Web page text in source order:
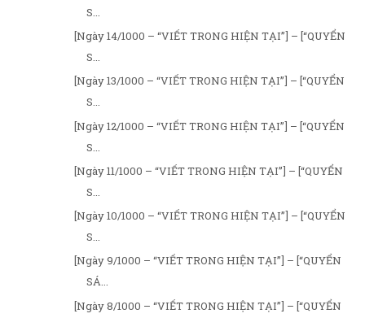
S...
[Ngày 14/1000 – “VIẾT TRONG HIỆN TẠI”] – [“QUYỂN
S...
[Ngày 13/1000 – “VIẾT TRONG HIỆN TẠI”] – [“QUYỂN
S...
[Ngày 12/1000 – “VIẾT TRONG HIỆN TẠI”] – [“QUYỂN
S...
[Ngày 11/1000 – “VIẾT TRONG HIỆN TẠI”] – [“QUYỂN
S...
[Ngày 10/1000 – “VIẾT TRONG HIỆN TẠI”] – [“QUYỂN
S...
[Ngày 9/1000 – “VIẾT TRONG HIỆN TẠI”] – [“QUYỂN
SÁ...
[Ngày 8/1000 – “VIẾT TRONG HIỆN TẠI”] – [“QUYỂN